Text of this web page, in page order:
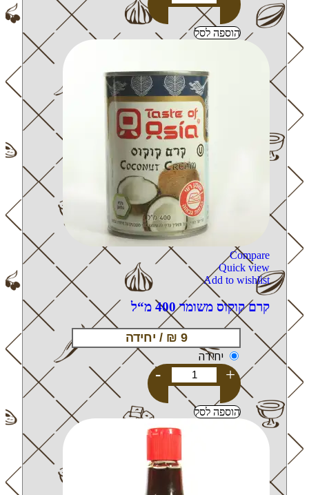
הוספה לסל
Compare
Quick view
Add to wishlist
קרם קוקוס משומר 400 מ“ל
יחידה
+
-
הוספה לסל